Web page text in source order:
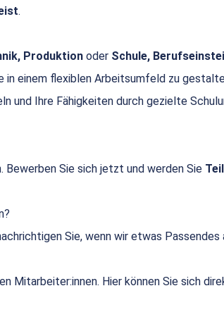
.
Produktion oder Schule,
einem flexiblen Arbeitsumfeld zu
und Ihre Fähigkeiten durch gezielte
Bewerben Sie sich jetzt und werden Sie
Sie, wenn wir etwas Passendes
Mitarbeiter:innen. Hier können Sie sich